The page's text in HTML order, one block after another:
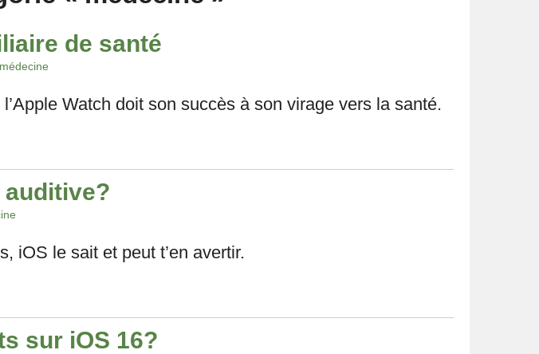
de santé
médecine
Watch doit son succès à son virage vers la santé.
auditive?
iOS le sait et peut t’en avertir.
sur iOS 16?